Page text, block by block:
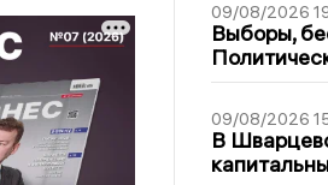
09/08/2026
Выборы,
09/08/2026
В